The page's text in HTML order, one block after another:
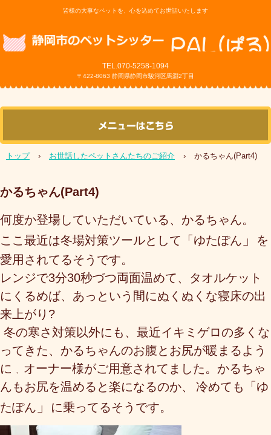
皆様の大事なペットを、心を込めてお世話いたします
TEL.070-5258-1094
〒422-8063 静岡県静岡市駿河区馬淵2丁目
トップ › お世話したペットさんたちのご紹介 › かるちゃん(Part4)
かるちゃん(Part4)
何度か登場していただいている、かるちゃん。
ここ最近は冬場対策ツールとして「ゆたぽん 」
を
愛用されてるそうです。
レンジで3分30秒づつ両面温めて、タオルケット
にくるめば、あっという間にぬくぬくな寝床の出
来上がり?
冬の寒さ対策以外にも、最近イキミゲロの多くな
ってきた、かるちゃんのお腹とお尻が暖まるよう
に 、 オーナー様がご用意されてました。かるちゃ
んもお尻を温めると楽になるのか、
冷めても「ゆ
たぽん 」 に乗ってるそうです。